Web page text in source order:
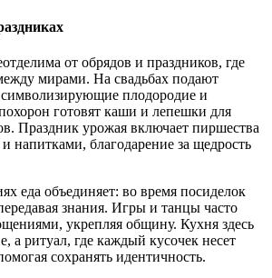
от обрядов и праздников, где
мирами. На свадьбах подают
плодородие и
готовят каши и лепешки для
Праздник урожая включает пиршества
напитками, благодарение за щедрость
еда объединяет: во время посиделок
знания. Игры и танцы часто
укрепляя общину. Кухня здесь
а ритуал, где каждый кусочек несет
сохранять идентичность.